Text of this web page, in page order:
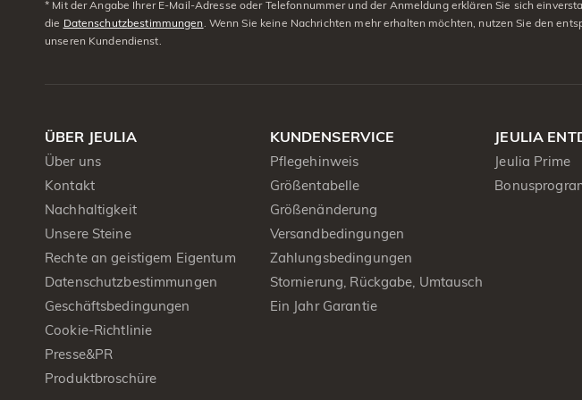
* Mit der Angabe Ihrer E-Mail-Adresse oder Telefonnummer und der Anmeldung erklären Sie sich
die Datenschutzbestimmungen . Wenn Sie keine Nachrichten mehr erhalten möchten, nutzen Sie den
unseren Kundendienst.
ÜBER JEULIA
Über uns
Kontakt
Nachhaltigkeit
Unsere Steine
Rechte an geistigem Eigentum
Datenschutzbestimmungen
Geschäftsbedingungen
Cookie-Richtlinie
Presse&PR
Produktbroschüre
KUNDENSERVICE
Pflegehinweis
Größentabelle
Größenänderung
Versandbedingungen
Zahlungsbedingungen
Stornierung, Rückgabe, Umtausch
Ein Jahr Garantie
JEULIA
Jeulia Prime